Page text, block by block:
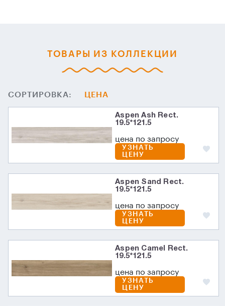
ТОВАРЫ ИЗ КОЛЛЕКЦИИ
СОРТИРОВКА: ЦЕНА
Aspen Ash Rect.
19.5*121.5
цена по запросу
УЗНАТЬ
ЦЕНУ
Aspen Sand Rect.
19.5*121.5
цена по запросу
УЗНАТЬ
ЦЕНУ
Aspen Camel Rect.
19.5*121.5
цена по запросу
УЗНАТЬ
ЦЕНУ